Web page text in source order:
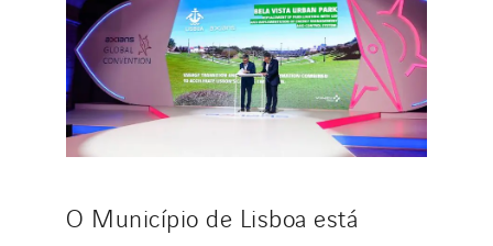
O Município de Lisboa está